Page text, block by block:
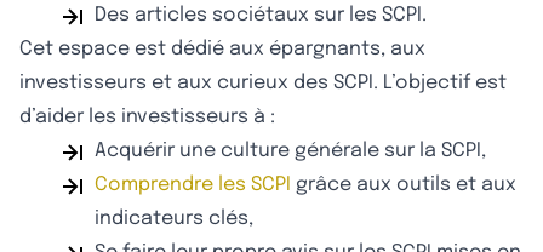
Des articles sociétaux sur les SCPI.
Cet espace est dédié aux épargnants, aux
investisseurs et aux curieux des SCPI. L’objectif est
d’aider les investisseurs à :
Acquérir une culture générale sur la SCPI,
Comprendre les SCPI grâce aux outils et aux
indicateurs clés,